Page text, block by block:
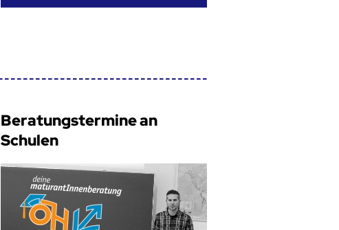
Beratungstermine an
Schulen